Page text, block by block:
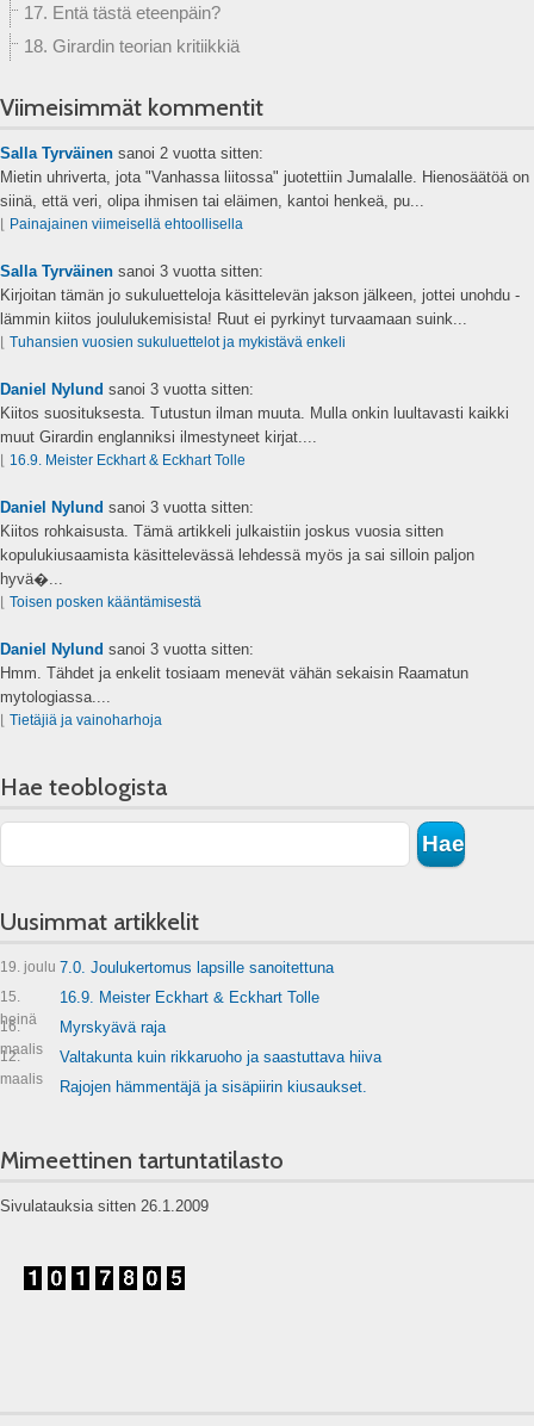
17. Entä tästä eteenpäin?
18. Girardin teorian kritiikkiä
Viimeisimmät kommentit
Salla Tyrväinen sanoi 2 vuotta sitten:
Mietin uhriverta, jota "Vanhassa liitossa" juotettiin Jumalalle. Hienosäätöä on
siinä, että veri, olipa ihmisen tai eläimen, kantoi henkeä, pu...
⌊ Painajainen viimeisellä ehtoollisella
Salla Tyrväinen sanoi 3 vuotta sitten:
Kirjoitan tämän jo sukuluetteloja käsittelevän jakson jälkeen, jottei unohdu -
lämmin kiitos joululukemisista! Ruut ei pyrkinyt turvaamaan suink...
⌊ Tuhansien vuosien sukuluettelot ja mykistävä enkeli
Daniel Nylund sanoi 3 vuotta sitten:
Kiitos suosituksesta. Tutustun ilman muuta. Mulla onkin luultavasti kaikki
muut Girardin englanniksi ilmestyneet kirjat....
⌊ 16.9. Meister Eckhart & Eckhart Tolle
Daniel Nylund sanoi 3 vuotta sitten:
Kiitos rohkaisusta. Tämä artikkeli julkaistiin joskus vuosia sitten
kopulukiusaamista käsittelevässä lehdessä myös ja sai silloin paljon
hyvä�...
⌊ Toisen posken kääntämisestä
Daniel Nylund sanoi 3 vuotta sitten:
Hmm. Tähdet ja enkelit tosiaam menevät vähän sekaisin Raamatun
mytologiassa....
⌊ Tietäjiä ja vainoharhoja
Hae teoblogista
Uusimmat artikkelit
19. joulu 7.0. Joulukertomus lapsille sanoitettuna
15.
heinä
16.9. Meister Eckhart & Eckhart Tolle
16.
maalis
Myrskyävä raja
12.
maalis
Valtakunta kuin rikkaruoho ja saastuttava hiiva
Rajojen hämmentäjä ja sisäpiirin kiusaukset.
Mimeettinen tartuntatilasto
Sivulatauksia sitten 26.1.2009